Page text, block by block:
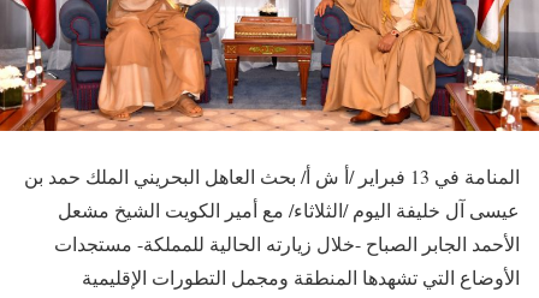
المنامة في 13 فبراير /أ ش أ/ بحث العاهل البحريني الملك حمد بن
عيسى آل خليفة اليوم /الثلاثاء/ مع أمير الكويت الشيخ مشعل
الأحمد الجابر الصباح -خلال زيارته الحالية للمملكة- مستجدات
الأوضاع التي تشهدها المنطقة ومجمل التطورات الإقليمية